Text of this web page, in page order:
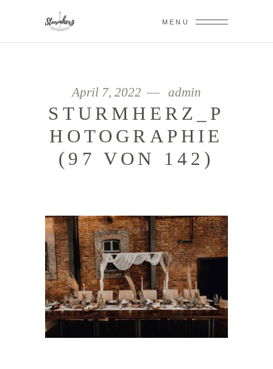
MENU
April 7, 2022 admin
STURMHERZ_P
HOTOGRAPHIE
(97 VON 142)